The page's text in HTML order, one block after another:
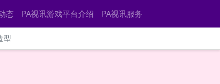
态 PA视讯游戏平台介绍 PA视讯服务
型